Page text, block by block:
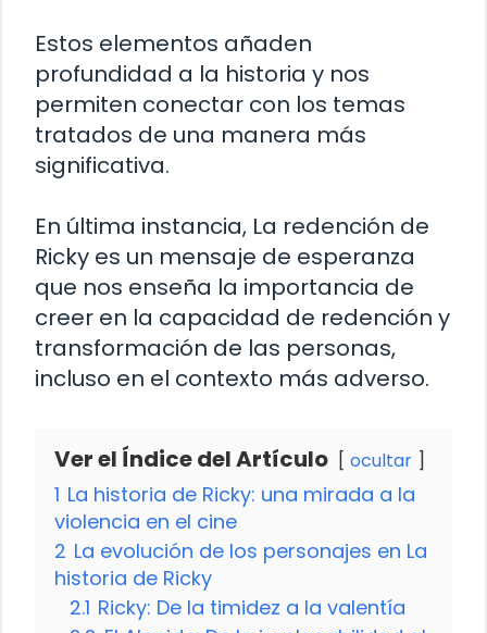
Estos elementos añaden
profundidad a la historia y nos
permiten conectar con los temas
tratados de una manera más
significativa.
En última instancia, La redención de
Ricky es un mensaje de esperanza
que nos enseña la importancia de
creer en la capacidad de redención y
transformación de las personas,
incluso en el contexto más adverso.
Ver el Índice del Artículo ocultar
1 La historia de Ricky: una mirada a la
violencia en el cine
2 La evolución de los personajes en La
historia de Ricky
2.1 Ricky: De la timidez a la valentía